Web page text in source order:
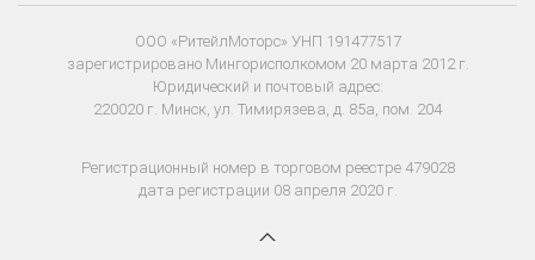
ООО «РитейлМоторс» УНП 191477517
зарегистрировано Мингорисполкомом 20 марта 2012 г.
Юридический и почтовый адрес:
220020 г. Минск, ул. Тимирязева, д. 85а, пом. 204
Регистрационный номер в торговом реестре 479028
дата регистрации 08 апреля 2020 г.